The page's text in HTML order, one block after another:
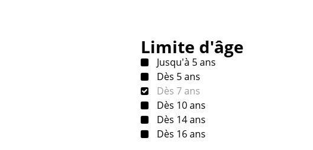
Limite d'âge
Jusqu'à 5 ans
Dès 5 ans
Dès 7 ans
Dès 10 ans
Dès 14 ans
Dès 16 ans